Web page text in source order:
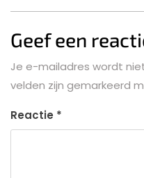
Geef een
Je e-mailadres wordt
velden zijn gemarkeerd
Reactie *